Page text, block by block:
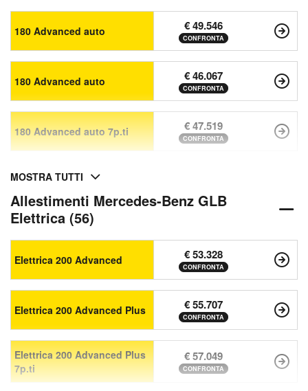
180 Advanced auto € 49.546
CONFRONTA
180 Advanced auto € 46.067
CONFRONTA
180 Advanced auto 7p.ti € 47.519
CONFRONTA
MOSTRA TUTTI
Allestimenti Mercedes-Benz GLB
Elettrica (56)
Elettrica 200 Advanced € 53.328
CONFRONTA
Elettrica 200 Advanced Plus € 55.707
CONFRONTA
Elettrica 200 Advanced Plus
7p.ti
€ 57.049
CONFRONTA